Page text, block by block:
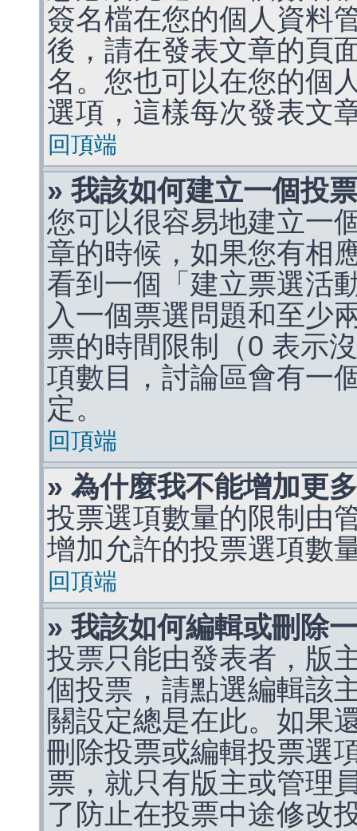
簽名檔在您的個人資料
後，請在發表文章的頁
名。您也可以在您的個
選項，這樣每次發表文
回頂端
» 我該如何建立一個投
您可以很容易地建立一
章的時候，如果您有相
看到一個「建立票選活
入一個票選問題和至少
票的時間限制（0 表示
項數目，討論區會有一
定。
回頂端
» 為什麼我不能增加更
投票選項數量的限制由
增加允許的投票選項數
回頂端
» 我該如何編輯或刪除
投票只能由發表者，版
個投票，請點選編輯該
關設定總是在此。如果
刪除投票或編輯投票選
票，就只有版主或管理
了防止在投票中途修改